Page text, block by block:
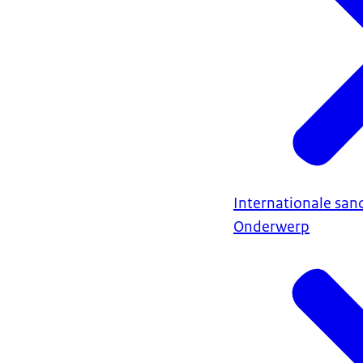
Internationale
Onderwerp